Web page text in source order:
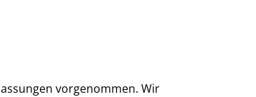
vorgenommen. Wir